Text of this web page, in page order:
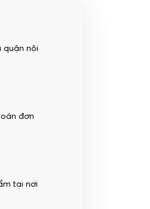
quận nội
đơn
tại nơi